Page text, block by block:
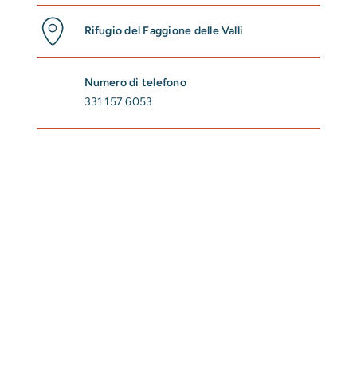
Rifugio del Faggione delle Valli
Numero di telefono
331 157 6053